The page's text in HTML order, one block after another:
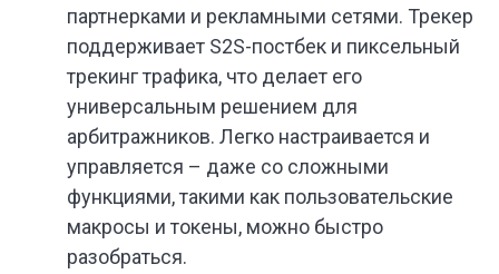
партнерками и рекламными сетями. Трекер
поддерживает S2S-постбек и пиксельный
трекинг трафика, что делает его
универсальным решением для
арбитражников. Легко настраивается и
управляется – даже со сложными
функциями, такими как пользовательские
макросы и токены, можно быстро
разобраться.